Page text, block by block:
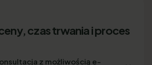
czas trwania i proces
z możliwością e-